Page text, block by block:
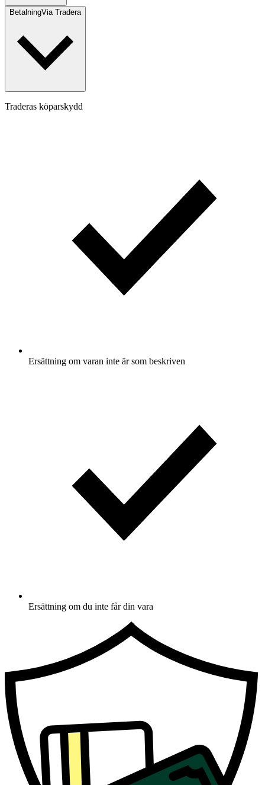
BetalningVia Tradera
Traderas köparskydd
Ersättning om varan inte är som beskriven
Ersättning om du inte får din vara